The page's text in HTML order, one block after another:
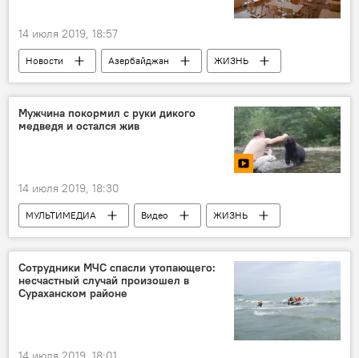
Трагедия во Дворце Шекинских ханов
14 июля 2019, 18:57
Новости Азербайджан
ЖИЗНЬ
ТЕХНОЛОГИИ
школы
перевод
Кямран Асадов
Мужчина покормил с руки дикого
медведя и остался жив
14 июля 2019, 18:30
МУЛЬТИМЕДИА Видео
ЖИЗНЬ
Новости
Сотрудники МЧС спасли утопающего:
несчастный случай произошел в
Сураханском районе